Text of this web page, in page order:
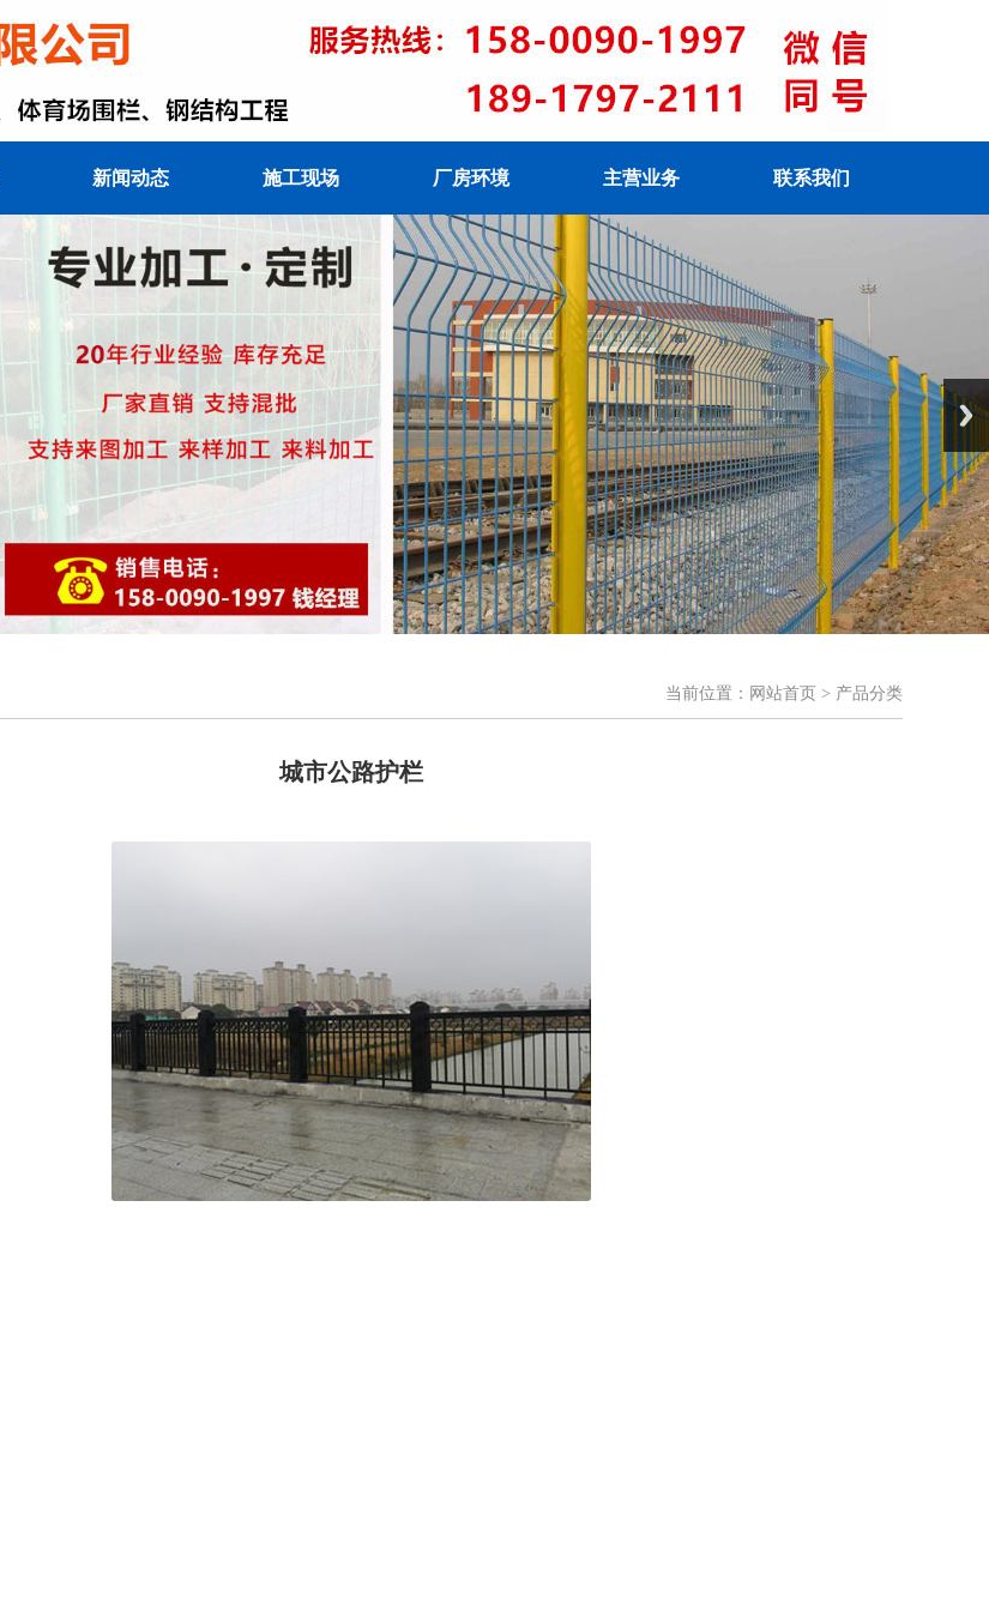
新闻动态 施工现场 厂房环境 主营业务 联系我们
当前位置： 网站首页 > 产品分类
城市公路护栏